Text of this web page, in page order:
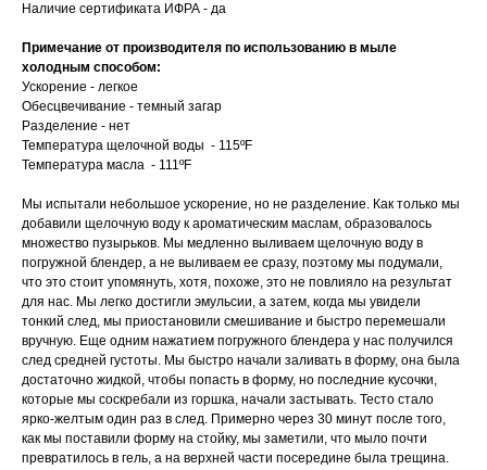
Наличие сертификата ИФРА - да
Примечание от производителя по использованию в мыле
холодным способом:
Ускорение - легкое
Обесцвечивание - темный загар
Разделение - нет
Температура щелочной воды - 115ºF
Температура масла - 111ºF
Мы испытали небольшое ускорение, но не разделение. Как только мы
добавили щелочную воду к ароматическим маслам, образовалось
множество пузырьков. Мы медленно выливаем щелочную воду в
погружной блендер, а не выливаем ее сразу, поэтому мы подумали,
что это стоит упомянуть, хотя, похоже, это не повлияло на результат
для нас. Мы легко достигли эмульсии, а затем, когда мы увидели
тонкий след, мы приостановили смешивание и быстро перемешали
вручную. Еще одним нажатием погружного блендера у нас получился
след средней густоты. Мы быстро начали заливать в форму, она была
достаточно жидкой, чтобы попасть в форму, но последние кусочки,
которые мы соскребали из горшка, начали застывать. Тесто стало
ярко-желтым один раз в след. Примерно через 30 минут после того,
как мы поставили форму на стойку, мы заметили, что мыло почти
превратилось в гель, а на верхней части посередине была трещина.